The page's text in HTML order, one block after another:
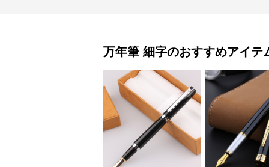
万年筆 細字のおすすめアイテ